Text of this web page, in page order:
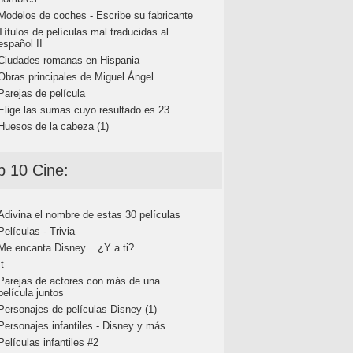
de coches - Escribe su fabricante
de películas mal traducidas al
II
romanas en Hispania
principales de Miguel Ángel
de película
las sumas cuyo resultado es 23
de la cabeza (1)
10 Cine:
el nombre de estas 30 películas
- Trivia
encanta Disney... ¿Y a ti?
de actores con más de una
juntos
de películas Disney (1)
infantiles - Disney y más
infantiles #2